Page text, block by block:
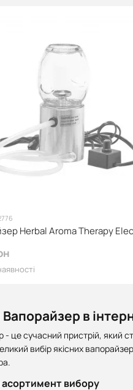
в
- це сучасний пристрій, який
вибір якісних
вибору